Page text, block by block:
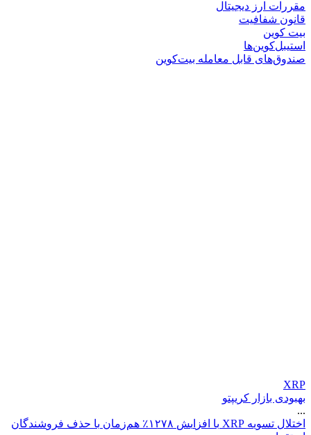
مقررات ارز دیجیتال
قانون شفافیت
بیت کوین
استیبل‌کوین‌ها
صندوق‌های قابل معامله بیت‌کوین
XRP
بهبودی بازار کریپتو
...
ختلل تسویه XRP با فز یش ۱۲۷۸ ٪ همز مان با حذف فر وشندگان